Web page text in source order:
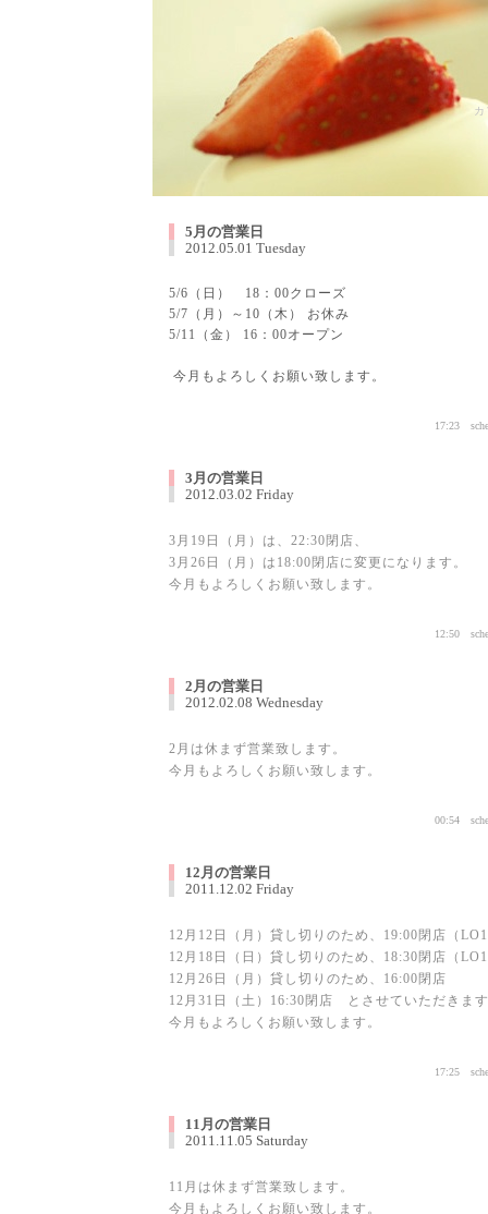
5月の営業日
2012.05.01 Tuesday
5/6（日） 18：00クローズ
5/7（月）～10（木） お休み
5/11（金） 16：00オープン
今月もよろしくお願い致します。
17:23
3月の営業日
2012.03.02 Friday
3 月19日（月）は、22:30閉店、
3 月26日（月）は 18:00閉店に変更になります。
今月もよろしくお願い致します。
12:50
2月の営業日
2012.02.08 Wednesday
2月は休まず営業致します。
今月もよろしくお願い致します。
00:54
12月の営業日
2011.12.02 Friday
12月12日（月）貸し切りのため、19:00閉店（
12月18日（日）貸し切りのため、18:30閉店（
12月26日（月）貸し切りのため、16:00閉店
12月31日（土）16:30閉店 とさせていただきま
今月もよろしくお願い致します。
17:25
11月の営業日
2011.11.05 Saturday
11月は休まず営業致します。
今月もよろしくお願い致します。